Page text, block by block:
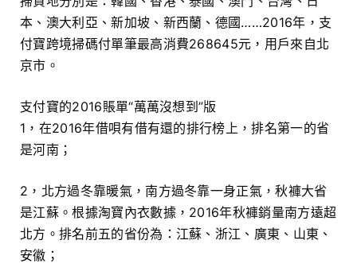
本、澳大利亞、新加坡、新西蘭、德國……2016年，支
付寶跨境掃碼付單筆最高消費268645元，用戶來自北
京市。
支付寶的2016賬單“萬萬沒想到”版
1，在2016年借唄有借有還的排行榜上，排名第一的省
是河南；
2，北方過冬靠暖氣，南方過冬靠一身正氣，秋褲大省
是江蘇。根據淘寶內衣數據，2016年秋褲銷量南方遠超
北方。排名前五的省份為：江蘇、浙江、廣東、山東、
安徽；